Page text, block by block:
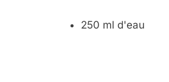
250 ml d'eau